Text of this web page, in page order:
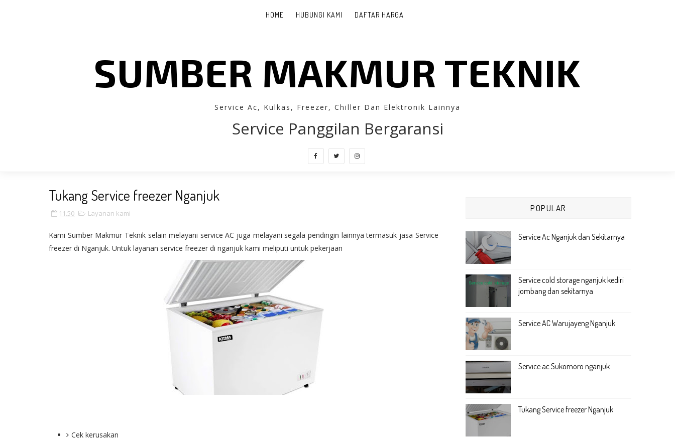
HOME HUBUNGI KAMI DAFTAR HARGA
SUMBER MAKMUR TEKNIK
Service Ac, Kulkas, Freezer, Chiller Dan Elektronik Lainnya
Service Panggilan Bergaransi
Tukang Service freezer Nganjuk
11.50 Layanan kami
Kami Sumber Makmur Teknik selain melayani service AC juga melayani segala pendingin lainnya termasuk jasa Service
freezer di Nganjuk. Untuk layanan service freezer di nganjuk kami meliputi untuk pekerjaan
Cek kerusakan
POPULAR
Service Ac Nganjuk dan Sekitarnya
Service cold storage nganjuk kediri
jombang dan sekitarnya
Service AC Warujayeng Nganjuk
Service ac Sukomoro nganjuk
Tukang Service freezer Nganjuk